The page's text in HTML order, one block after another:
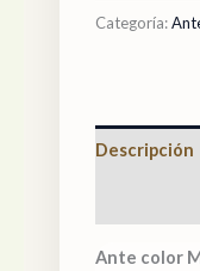
Categoría:
Descripción
Ante color